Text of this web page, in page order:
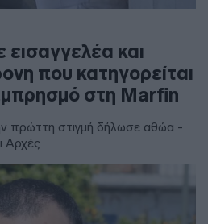
και
που κατηγορείται
στη Marfin
πρώττη στιγμή δήλωσε αθώα -
Αρχές